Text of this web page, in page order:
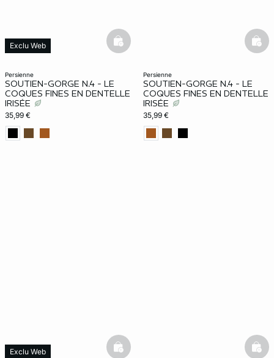
persienne
SOUTIEN-GORGE N.4 - LE
COQUES FINES EN DENTELLE
IRISÉE
35,99 €
Exclu Web basketfull
persienne
SOUTIEN-GORGE N.4 - LE
COQUES FINES EN DENTELLE
IRISÉE
35,99 €
Exclu Web basketfull